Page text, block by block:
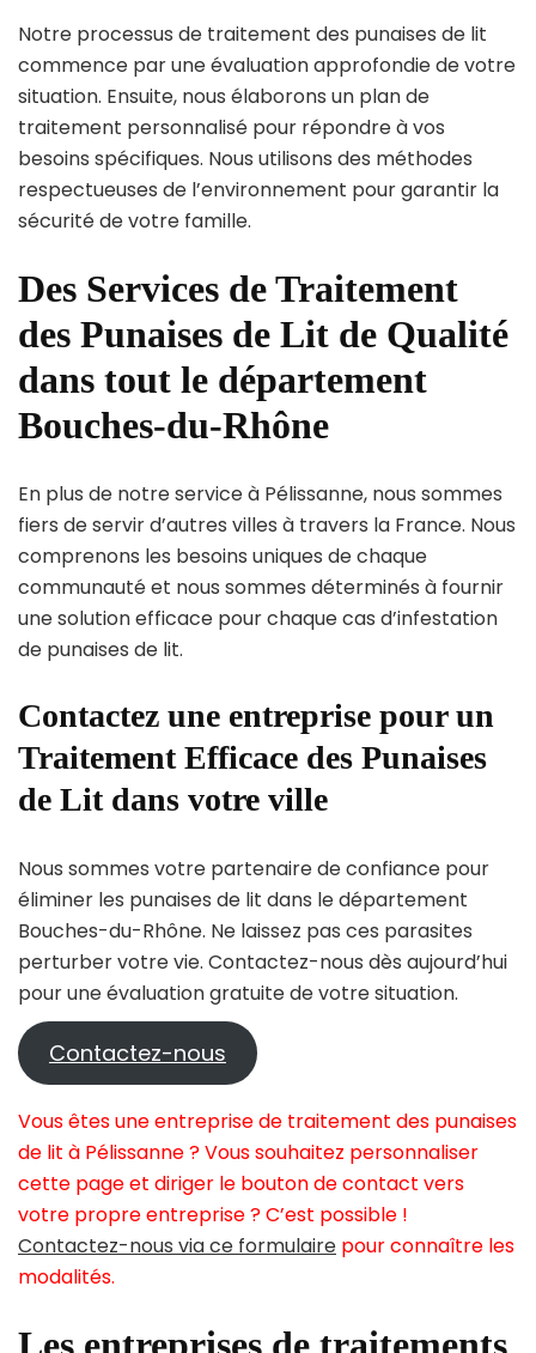
Notre processus de traitement des punaises de lit
commence par une évaluation approfondie de votre
situation. Ensuite, nous élaborons un plan de
traitement personnalisé pour répondre à vos
besoins spécifiques. Nous utilisons des méthodes
respectueuses de l’environnement pour garantir la
sécurité de votre famille.
Des Services de Traitement
des Punaises de Lit de Qualité
dans tout le département
Bouches-du-Rhône
En plus de notre service à Pélissanne, nous sommes
fiers de servir d’autres villes à travers la France. Nous
comprenons les besoins uniques de chaque
communauté et nous sommes déterminés à fournir
une solution efficace pour chaque cas d’infestation
de punaises de lit.
Contactez une entreprise pour un
Traitement Efficace des Punaises
de Lit dans votre ville
Nous sommes votre partenaire de confiance pour
éliminer les punaises de lit dans le département
Bouches-du-Rhône. Ne laissez pas ces parasites
perturber votre vie. Contactez-nous dès aujourd’hui
pour une évaluation gratuite de votre situation.
Contactez-nous
Vous êtes une entreprise de traitement des punaises
de lit à Pélissanne ? Vous souhaitez personnaliser
cette page et diriger le bouton de contact vers
votre propre entreprise ? C’est possible !
Contactez-nous via ce formulaire pour connaître les
modalités.